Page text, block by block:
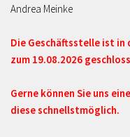
Andrea Meinke
Die Geschäftsstelle ist in
zum 19.08.2026
Gerne können Sie uns
diese schnellstmöglich.